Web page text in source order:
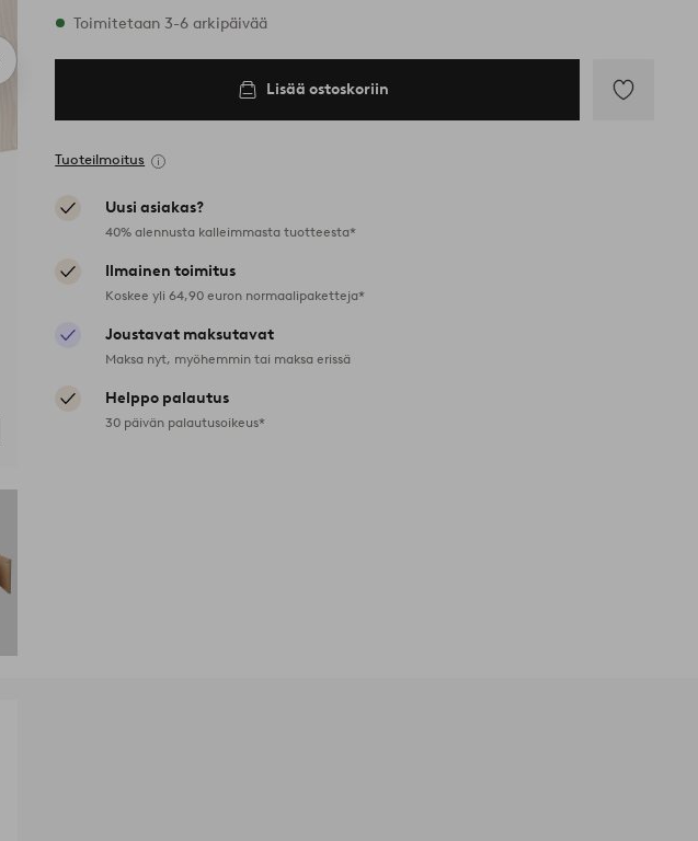
Varastossa
Toimitetaan 3-6 arkipäivää
Lisää ostoskoriin
Tuoteilmoitus
Uusi asiakas?
40% alennusta kalleimmasta tuotteesta*
Ilmainen toimitus
Koskee yli 64,90 euron normaalipaketteja*
Joustavat maksutavat
Maksa nyt, myöhemmin tai maksa erissä
Helppo palautus
30 päivän palautusoikeus*